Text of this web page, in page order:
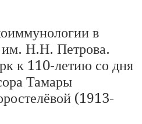
в
Н.Н. Петрова.
к 110-летию со дня
Тамары
(1913-